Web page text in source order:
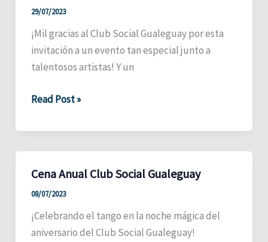
29/07/2023
¡Mil gracias al Club Social Gualeguay por esta
invitación a un evento tan especial junto a
talentosos artistas! Y un
Niños
de
París
Read Post »
Cena Anual Club Social Gualeguay
08/07/2023
¡Celebrando el tango en la noche mágica del
aniversario del Club Social Gualeguay!